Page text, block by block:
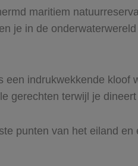
maritiem
je in de
indrukwekkende kloof
gerechten terwijl je
punten van het eiland en